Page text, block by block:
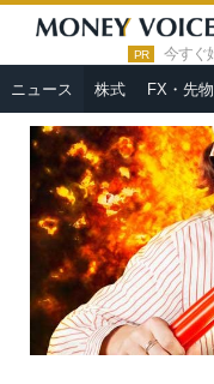
PR 今すぐ
ニュース 株式 FX・先物
HOME » ニュース »
政赤字の臨界点が近づい